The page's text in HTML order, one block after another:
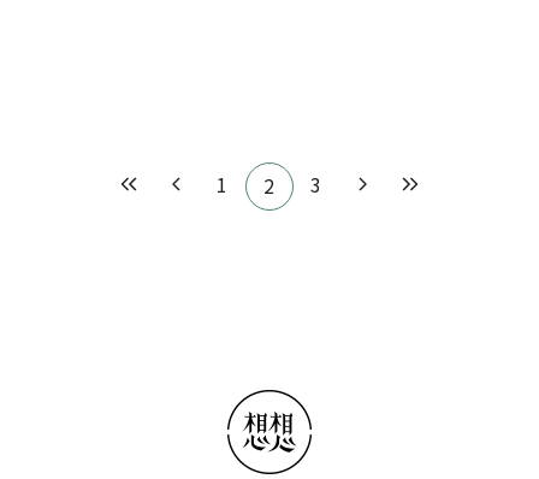
Pagination 1 2 3